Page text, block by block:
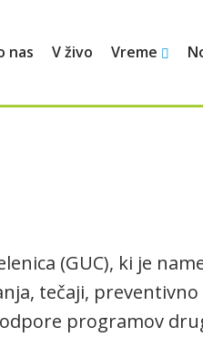
nas V živo Vreme
(GUC), ki je
tečaji,
programov